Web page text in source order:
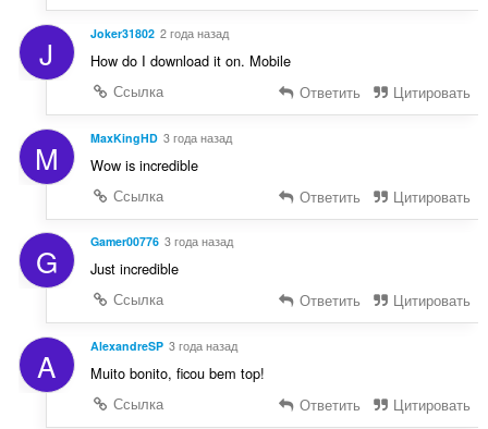
J Joker31802 2 года назад
How do I download it on. Mobile
Ссылка
Ответить Цитировать
M MaxKingHD 3 года назад
Wow is incredible
Ссылка
Ответить Цитировать
G Gamer00776 3 года назад
Just incredible
Ссылка
Ответить Цитировать
A AlexandreSP 3 года назад
Muito bonito, ficou bem top!
Ссылка
Ответить Цитировать